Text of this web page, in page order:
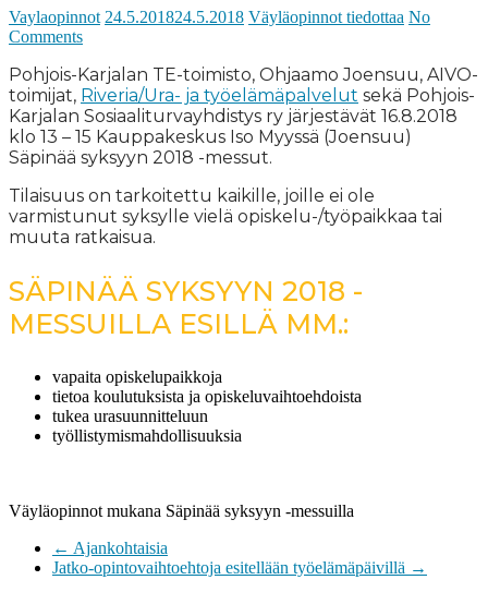
Vaylaopinnot 24.5.201824.5.2018 Väyläopinnot tiedottaa No
Comments
Pohjois-Karjalan TE-toimisto, Ohjaamo Joensuu, AIVO-
toimijat, Riveria/Ura- ja työelämäpalvelut sekä Pohjois-
Karjalan Sosiaaliturvayhdistys ry järjestävät 16.8.2018
klo 13 – 15 Kauppakeskus Iso Myyssä (Joensuu)
Säpinää syksyyn 2018 -messut.
Tilaisuus on tarkoitettu kaikille, joille ei ole
varmistunut syksylle vielä opiskelu-/työpaikkaa tai
muuta ratkaisua.
SÄPINÄÄ SYKSYYN 2018 -
MESSUILLA ESILLÄ MM.:
vapaita opiskelupaikkoja
tietoa koulutuksista ja opiskeluvaihtoehdoista
tukea urasuunnitteluun
työllistymismahdollisuuksia
Väyläopinnot mukana Säpinää syksyyn -messuilla
← Ajankohtaisia
Jatko-opintovaihtoehtoja esitellään työelämäpäivillä →